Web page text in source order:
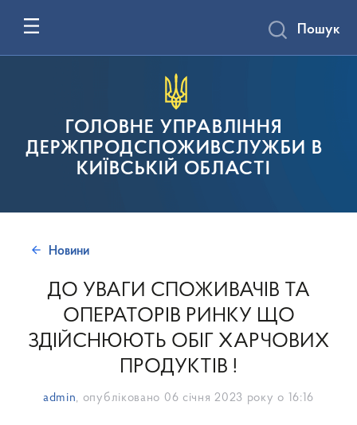
ГОЛОВНЕ УПРАВЛІННЯ
ДЕРЖПРОДСПОЖИВСЛУЖБИ В
КИЇВСЬКІЙ ОБЛАСТІ
Пошук
Новини
ДО УВАГИ СПОЖИВАЧІВ ТА
ОПЕРАТОРІВ РИНКУ ЩО
ЗДІЙСНЮЮТЬ ОБІГ ХАРЧОВИХ
ПРОДУКТІВ !
admin, опубліковано 06 січня 2023 року о 16:16